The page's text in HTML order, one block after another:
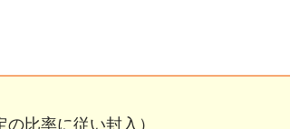
比率に従い封入）